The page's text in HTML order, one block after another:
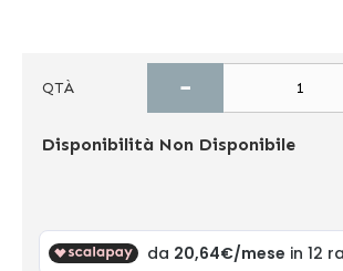
QTÀ −
Disponibilità Non Disponibile